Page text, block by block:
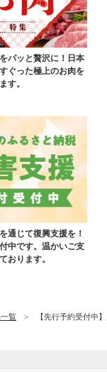
パッと贅沢に！日本
ぐった極上のお肉を
す。
通じて復興支援を！
中です。温かいご支
おります。
覧 【先行予約受付中